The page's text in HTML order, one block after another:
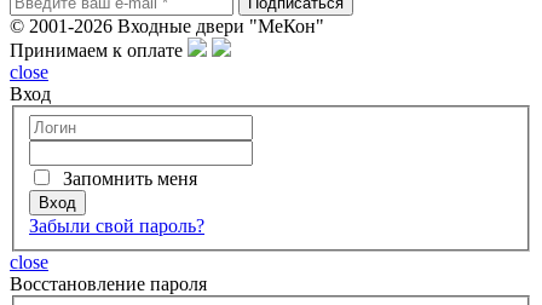
© 2001-2026 Входные двери "МеКон"
Принимаем к оплате
close
Вход
Запомнить меня
Забыли свой пароль?
close
Восcтановление пароля